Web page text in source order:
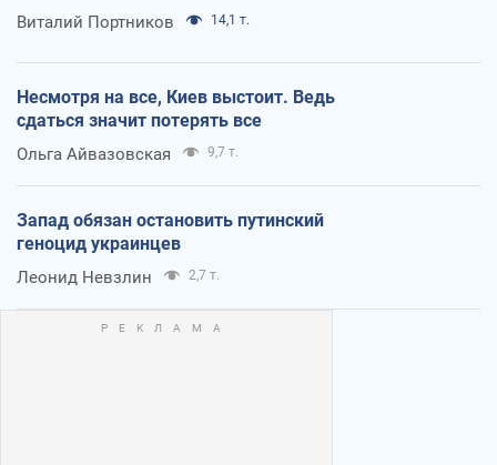
Виталий Портников 14,1 т.
Несмотря на все, Киев выстоит. Ведь
сдаться значит потерять все
Ольга Айвазовская 9,7 т.
Запад обязан остановить путинский
геноцид украинцев
Леонид Невзлин 2,7 т.